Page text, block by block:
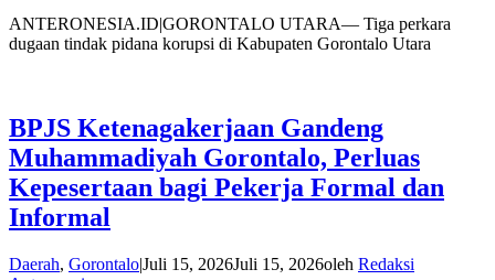
ANTERONESIA.ID|GORONTALO UTARA— Tiga perkara
dugaan tindak pidana korupsi di Kabupaten Gorontalo Utara
BPJS Ketenagakerjaan Gandeng
Muhammadiyah Gorontalo, Perluas
Kepesertaan bagi Pekerja Formal dan
Informal
Daerah, Gorontalo|Juli 15, 2026Juli 15, 2026oleh Redaksi